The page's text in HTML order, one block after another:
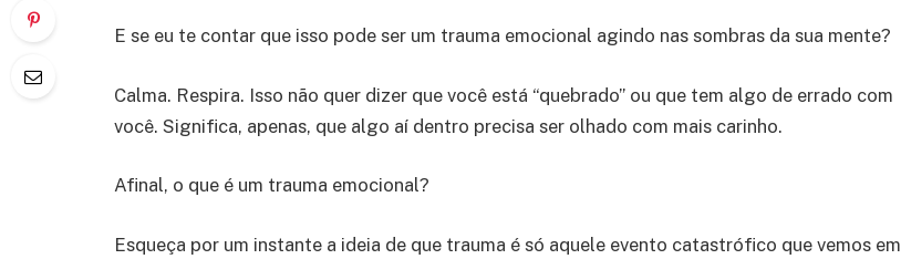
E se eu te contar que isso pode ser um trauma emocional agindo nas sombras da sua mente?
Calma. Respira. Isso não quer dizer que você está “quebrado” ou que tem algo de errado com
você. Significa, apenas, que algo aí dentro precisa ser olhado com mais carinho.
Afinal, o que é um trauma emocional?
Esqueça por um instante a ideia de que trauma é só aquele evento catastrófico que vemos em